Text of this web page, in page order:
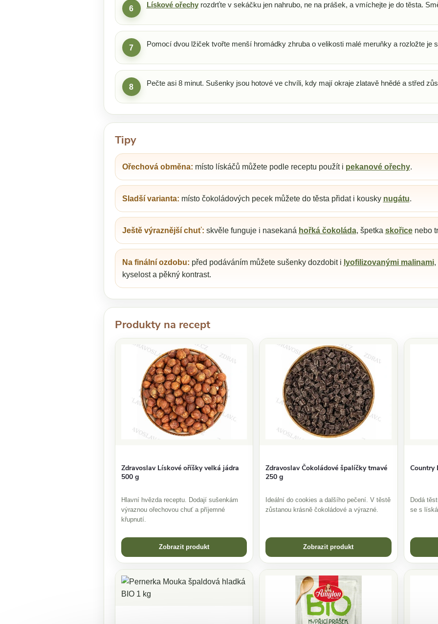
6 Lískové ořechyrozdrťte v sekáčku jen nahrubo, ne na prášek, a vmíchejte je do těsta.
7 Pomocí dvou lžiček tvořte menší hromádky zhruba o velikosti malé meruňky a rozložte je
8 Pečte asi 8 minut. Sušenky jsou hotové ve chvíli, kdy mají okraje zlatavě hnědé a střed
Tipy
Ořechová obměna: místo lískáčů můžete podle receptu použít i pekanové ořechy.
Sladší varianta: místo čokoládových pecek můžete do těsta přidat i kousky nugátu.
Ještě výraznější chuť: skvěle funguje i nasekaná hořká čokoláda, špetka skořicenebo
Na finální ozdobu: před podáváním můžete sušenky dozdobit i lyofilizovanými malinami,
kyselost a pěkný kontrast.
Produkty na recept
Zdravoslav Lískové oříšky velká jádra
500 g
Hlavní hvězda receptu. Dodají sušenkám
výraznou ořechovou chuť a příjemné
křupnutí.
Zobrazit produkt
Zdravoslav Čokoládové špalíčky tmavé
250 g
Ideální do cookies a dalšího pečení. V těstě
zůstanou krásně čokoládové a výrazné.
Zobrazit produkt
Country
Dodá
se s